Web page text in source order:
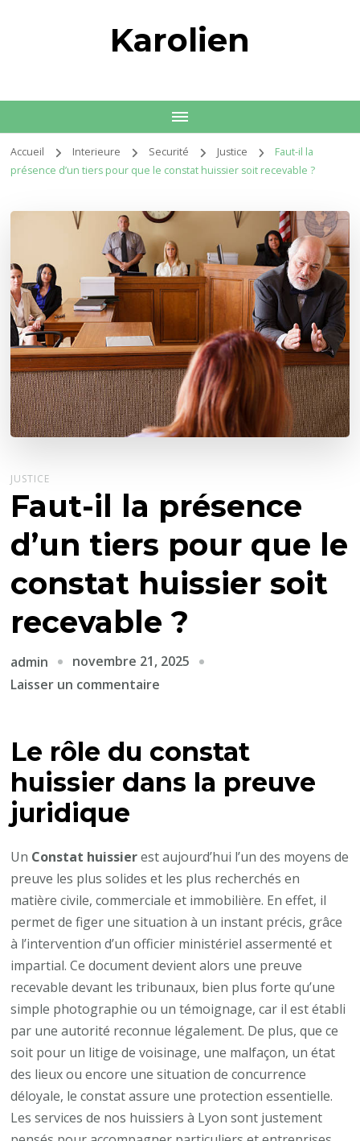
Karolien
Accueil Interieure Securité Justice
Faut-il la
présence d’un tiers pour que le constat huissier soit recevable ?
JUSTICE
Faut-il la présence
d’un tiers pour que le
constat huissier soit
recevable ?
admin
novembre 21, 2025
Laisser un commentaire
la
présence
d’un
que
le
constat
huissier
soit
recevable
?
Le rôle du constat
huissier dans la preuve
juridique
Un Constat huissierest aujourd’hui l’un des moyens de
preuve les plus solides et les plus recherchés en
matière civile, commerciale et immobilière. En effet, il
permet de figer une situation à un instant précis, grâce
à l’intervention d’un officier ministériel assermenté et
impartial. Ce document devient alors une preuve
recevable devant les tribunaux, bien plus forte qu’une
simple photographie ou un témoignage, car il est établi
par une autorité reconnue légalement. De plus, que ce
soit pour un litige de voisinage, une malfaçon, un état
des lieux ou encore une situation de concurrence
déloyale, le constat assure une protection essentielle.
Les services de nos huissiers à Lyon sont justement